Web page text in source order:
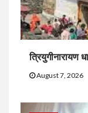
त्रियुगीनारायण
August 7, 2026